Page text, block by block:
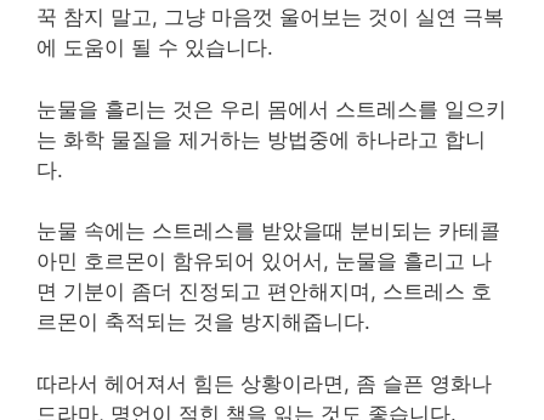
꾹 참지 말고, 그냥 마음껏 울어보는 것이 실연 극복
에 도움이 될 수 있습니다.
눈물을 흘리는 것은 우리 몸에서 스트레스를 일으키
는 화학 물질을 제거하는 방법중에 하나라고 합니
다.
눈물 속에는 스트레스를 받았을때 분비되는 카테콜
아민 호르몬이 함유되어 있어서, 눈물을 흘리고 나
면 기분이 좀더 진정되고 편안해지며, 스트레스 호
르몬이 축적되는 것을 방지해줍니다.
따라서 헤어져서 힘든 상황이라면, 좀 슬픈 영화나
드라마, 명언이 적힌 책을 읽는 것도 좋습니다.